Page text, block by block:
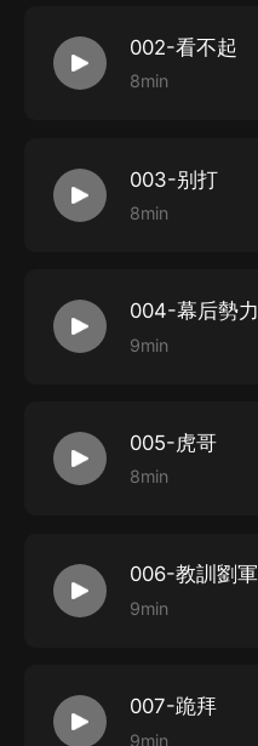
002-看不起
8min
003-别打
8min
004-幕后勢力
9min
005-虎哥
8min
006-教訓劉軍
9min
007-跪拜
9min